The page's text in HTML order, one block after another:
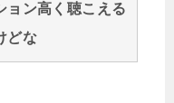
ョン高く聴こえる
どな